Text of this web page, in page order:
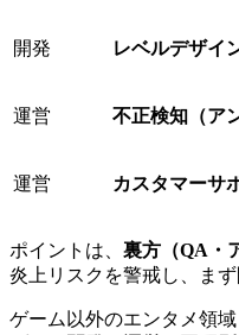
開発 レベルデザイ
運営 不正検知（ア
運営 カスタマーサ
ポイントは、 裏方（QA・
炎上リスクを警戒し、ま
ゲーム以外のエンタメ領